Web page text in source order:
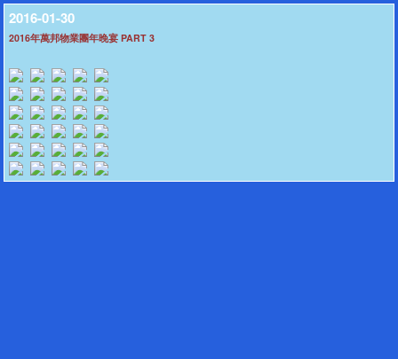
2016-01-30
2016年萬邦物業團年晚宴 PART 3